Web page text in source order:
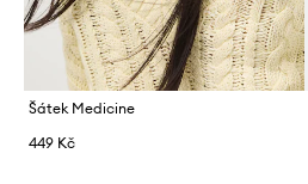
Šátek Medicine
449 Kč